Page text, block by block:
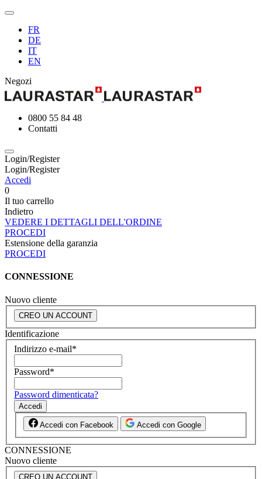
FR
DE
IT
EN
Negozi
0800 55 84 48
Contatti
Login/Register
Login/Register
Accedi
0
Il tuo carrello
Indietro
VEDERE I DETTAGLI DELL'ORDINE
PROCEDI
Estensione della garanzia
PROCEDI
CONNESSIONE
Nuovo cliente
CREO UN ACCOUNT
Identificazione
Indirizzo e-mail*
Password*
Password dimenticata?
Accedi
Accedi con Facebook Accedi con Google
CONNESSIONE
Nuovo cliente
CREO UN ACCOUNT